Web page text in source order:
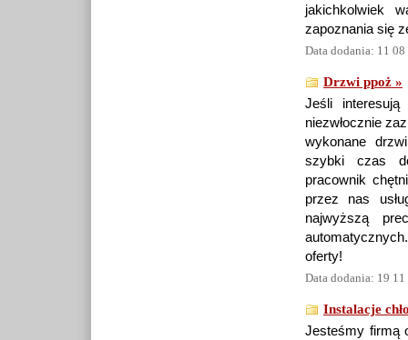
jakichkolwiek
zapoznania się
Data dodania: 11
Drzwi ppoż »
Jeśli
niezwłocznie
wykonane
szybki czas
pracownik
przez nas
najwyższą
oferty!
Data dodania: 19
Instalacje
Jesteśmy firmą